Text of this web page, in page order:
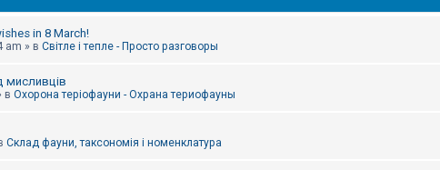
in 8 March!
am » в Світле і тепле - Просто разговоры
мисливців
в Охорона теріофауни - Охрана териофауны
Склад фауни, таксономія і номенклатура